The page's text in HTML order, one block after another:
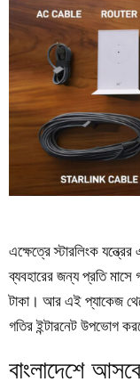
এক্ষেত্রে স্টারলিংক
ব্যবহারের জন্য প্রতি মাসে
টাকা। আর এই প্যাকেজ
গতির ইন্টারনেট উপভোগ
বাংলাদেশে